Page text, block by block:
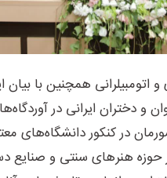
اتومبیلرانی همچنین با
دختران ایرانی در
در کنکور دانشگاه‌های
هنرهای سنتی و صنایع